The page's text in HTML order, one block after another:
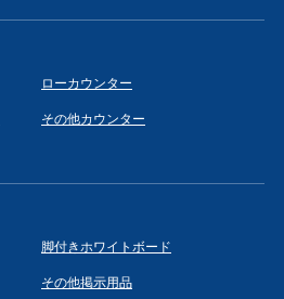
ローカウンター
その他カウンター
脚付きホワイトボード
その他掲示用品